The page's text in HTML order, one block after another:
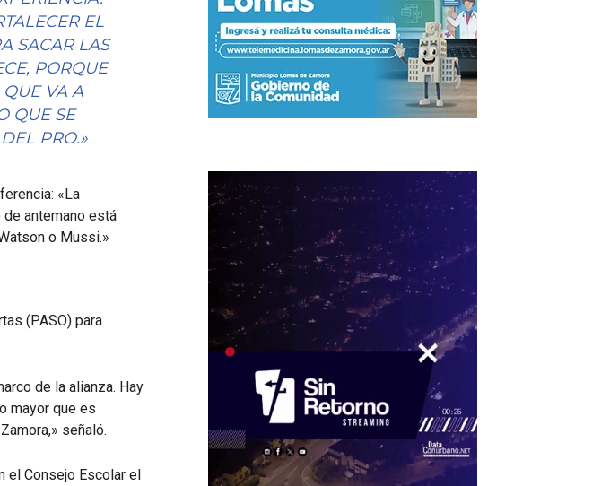
EL
SACAR LAS
PORQUE
VA A
QUE SE
PRO.»
«La
antemano está
o Mussi.»
(PASO) para
de la alianza. Hay
mayor que es
señaló.
el Consejo Escolar el